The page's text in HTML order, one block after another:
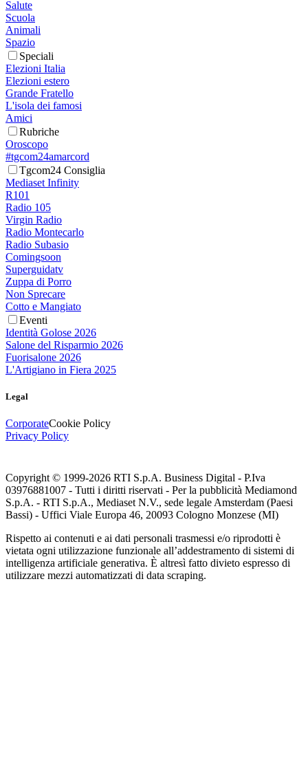
Salute
Scuola
Animali
Spazio
Speciali
Elezioni Italia
Elezioni estero
Grande Fratello
L'isola dei famosi
Amici
Rubriche
Oroscopo
#tgcom24amarcord
Tgcom24 Consiglia
Mediaset Infinity
R101
Radio 105
Virgin Radio
Radio Montecarlo
Radio Subasio
Comingsoon
Superguidatv
Zuppa di Porro
Non Sprecare
Cotto e Mangiato
Eventi
Identità Golose 2026
Salone del Risparmio 2026
Fuorisalone 2026
L'Artigiano in Fiera 2025
Legal
CorporateCookie Policy
Privacy Policy
Copyright © 1999-2026 RTI S.p.A. Business Digital - P.Iva
03976881007 - Tutti i diritti riservati - Per la pubblicità Mediamond
S.p.A. - RTI S.p.A., Mediaset N.V., sede legale Amsterdam (Paesi
Bassi) - Uffici Viale Europa 46, 20093 Cologno Monzese (MI)
Rispetto ai contenuti e ai dati personali trasmessi e/o riprodotti è
vietata ogni utilizzazione funzionale all’addestramento di sistemi di
intelligenza artificiale generativa. È altresì fatto divieto espresso di
utilizzare mezzi automatizzati di data scraping.